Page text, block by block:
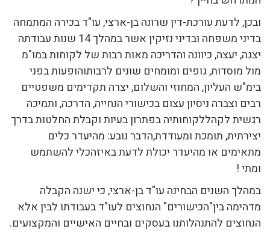
ובכן, לדעת עורכת-דין שרונה בן-ארצי, עו"ד בכירה המתמחה
בדיני משפחה ובדיני נזיקין אשר במהלך 14 שנות עבודתה
יצגה, יעצה, כיוונה והדריכה מאות רבות של לקוחות במו"מ
מול מוסדות, גופים ומומחים שונים לרבותוהופעות בפני
בימ"ש העליון, המחוזי והשלום, יצרה תקדימים משפטיים
רבים וצברה ניסיון עצום בכישורי הנחייה, הדרכה, ותמיכה
רגשית לקהללקוחותיה בפתרון בעיות וקבלת החלטות בדרך
יצירתית, תומכת ומעודדת,הדבר נובע: מהיעדר כלים
מתאימים או מהיעדר יכולת לדעת באיזהכלי להשתמש
ומתי !
במהלך השנים הבחינה עו"ד בן-ארצי, כי ישנה הקבלה
מדהימה בין"הכישורים" הנחוצים לעו"ד בעבודתו לבין אלא
הנחוצים להתנהלותנו בעסקים ובחיים האישיים והמקצועים.